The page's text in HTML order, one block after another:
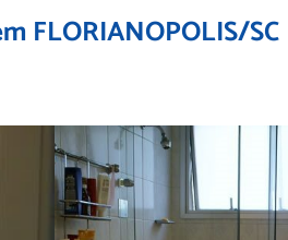
FLORIANOPOLIS/SC